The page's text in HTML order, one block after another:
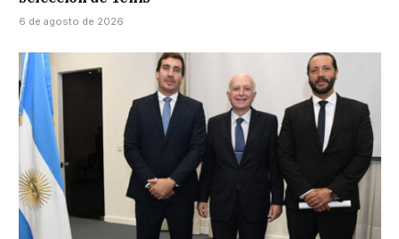
6 de agosto de 2026